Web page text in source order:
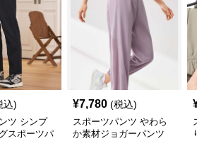
込)
ツ シンプ
スポーツパ
¥7,780 (税込)
スポーツパンツ やわら
か素材ジョガーパンツ